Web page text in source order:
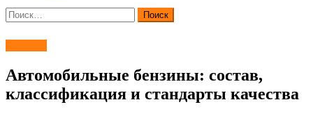
Найти:
Автомобильные бензины: состав,
классификация и стандарты качества